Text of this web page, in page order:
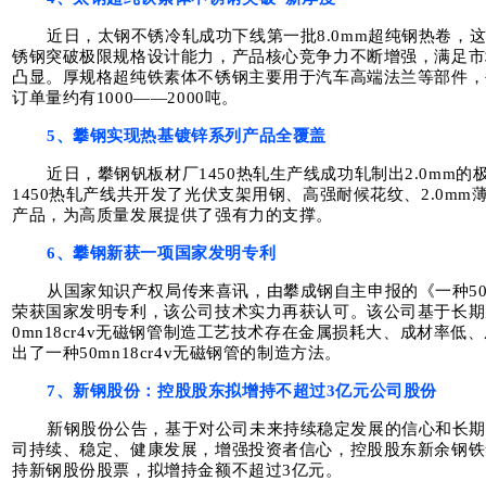
近日，太钢不锈冷轧成功下线第一批8.0mm超纯钢热卷，
锈钢突破极限规格设计能力，产品核心竞争力不断增强，满足
凸显。厚规格超纯铁素体不锈钢主要用于汽车高端法兰等部件
订单量约有1000——2000吨。
5、攀钢实现热基镀锌系列产品全覆盖
近日，攀钢钒板材厂1450热轧生产线成功轧制出2.0mm的
1450热轧产线共开发了光伏支架用钢、高强耐候花纹、2.0mm
产品，为高质量发展提供了强有力的支撑。
6、攀钢新获一项国家发明专利
从国家知识产权局传来喜讯，由攀成钢自主申报的《一种
荣获国家发明专利，该公司技术实力再获认可。该公司基于长
0mn18cr4v无磁钢管制造工艺技术存在金属损耗大、成材率低
出了一种50mn18cr4v无磁钢管的制造方法。
7、新钢股份：控股股东拟增持不超过3亿元公司股份
新钢股份公告，基于对公司未来持续稳定发展的信心和长
司持续、稳定、健康发展，增强投资者信心，控股股东新余钢
持新钢股份股票，拟增持金额不超过3亿元。